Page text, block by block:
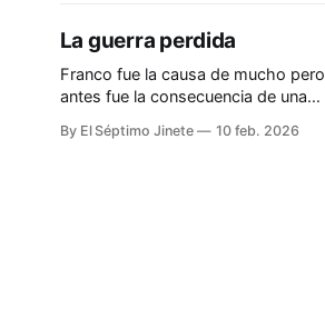
La guerra perdida
Franco fue la causa de mucho pero
antes fue la consecuencia de una
By El Séptimo Jinete 10 feb. 2026